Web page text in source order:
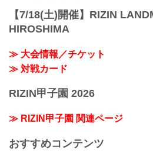
【7/18(土)開催】RIZIN
HIROSHIMA
≫ 大会情報／チケット
≫ 対戦カード
RIZIN甲子園 2026
≫ RIZIN甲子園 関連ページ
おすすめコンテンツ